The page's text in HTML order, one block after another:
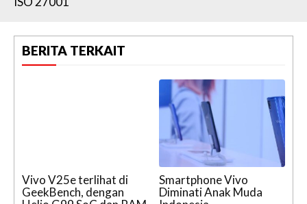
BERITA TERKAIT
Vivo V25e terlihat di
GeekBench, dengan
Smartphone Vivo
Diminati Anak Muda